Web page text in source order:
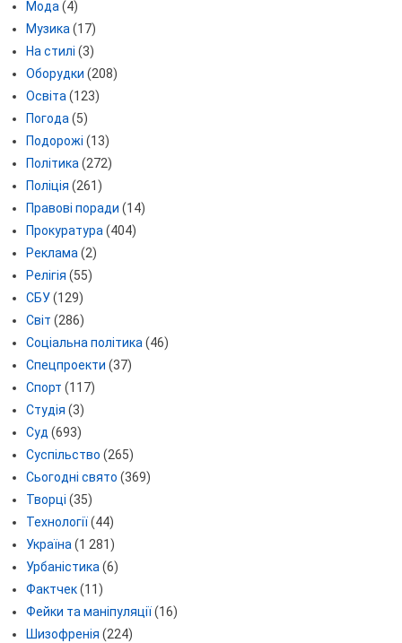
Мода (4)
Музика (17)
На стилі (3)
Оборудки (208)
Освіта (123)
Погода (5)
Подорожі (13)
Політика (272)
Поліція (261)
Правові поради (14)
Прокуратура (404)
Реклама (2)
Релігія (55)
СБУ(129)
Світ (286)
Соціальна політика (46)
Спецпроекти (37)
Спорт (117)
Студія (3)
Суд (693)
Суспільство (265)
Сьогодні свято (369)
Творці (35)
Технології(44)
Україна (1 281)
Урбаністика (6)
Фактчек(11)
Фейки та маніпуляції(16)
Шизофренія (224)